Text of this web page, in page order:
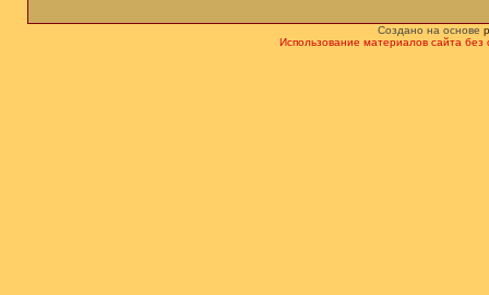
Создано на основе
Использование материалов сайта